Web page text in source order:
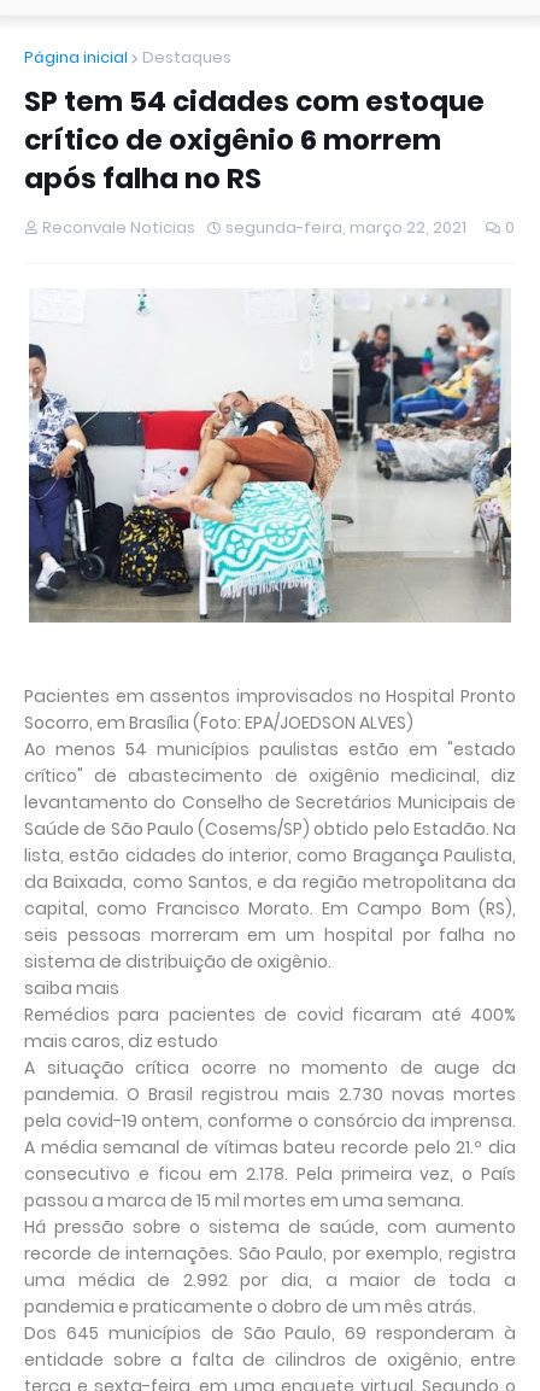
Página inicial Destaques
SP tem 54 cidades com estoque
crítico de oxigênio 6 morrem
após falha no RS
Reconvale Noticias segunda-feira, março 22, 2021 0
Pacientes em assentos improvisados no Hospital Pronto
Socorro, em Brasília (Foto: EPA/JOEDSON ALVES)
Ao menos 54 municípios paulistas estão em "estado
crítico" de abastecimento de oxigênio medicinal, diz
levantamento do Conselho de Secretários Municipais de
Saúde de São Paulo (Cosems/SP) obtido pelo Estadão. Na
lista, estão cidades do interior, como Bragança Paulista,
da Baixada, como Santos, e da região metropolitana da
capital, como Francisco Morato. Em Campo Bom (RS),
seis pessoas morreram em um hospital por falha no
sistema de distribuição de oxigênio.
saiba mais
Remédios para pacientes de covid ficaram até 400%
mais caros, diz estudo
A situação crítica ocorre no momento de auge da
pandemia. O Brasil registrou mais 2.730 novas mortes
pela covid-19 ontem, conforme o consórcio da imprensa.
A média semanal de vítimas bateu recorde pelo 21.º dia
consecutivo e ficou em 2.178. Pela primeira vez, o País
passou a marca de 15 mil mortes em uma semana.
Há pressão sobre o sistema de saúde, com aumento
recorde de internações. São Paulo, por exemplo, registra
uma média de 2.992 por dia, a maior de toda a
pandemia e praticamente o dobro de um mês atrás.
Dos 645 municípios de São Paulo, 69 responderam à
entidade sobre a falta de cilindros de oxigênio, entre
terça e sexta-feira, em uma enquete virtual. Segundo o